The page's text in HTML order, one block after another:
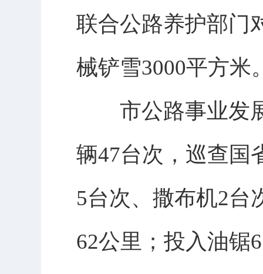
联合公路养护部门
械铲雪3000平方米
市公路事业发展
辆47台次，巡查国
5台次、撒布机2台
62公里；投入油锯